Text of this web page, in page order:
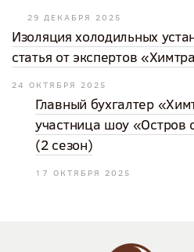
29 ДЕКАБРЯ 2025
Изоляция холодильных
статья от экспертов
24 ОКТЯБРЯ 2025
Главный бухгалтер
участница шоу «Остров
(2 сезон)
17 ОКТЯБРЯ 2025